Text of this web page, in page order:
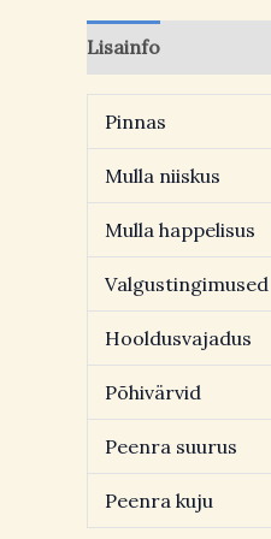
Lisainfo
Pinnas
Mulla niiskus
Mulla happelisus
Valgustingimused
Hooldusvajadus
Põhivärvid
Peenra suurus
Peenra kuju